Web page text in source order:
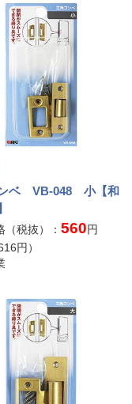
ベ VB-048 小【和
（税抜）：560円
円）